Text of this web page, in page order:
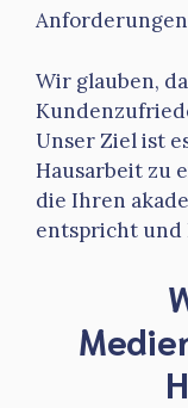
Wir glauben,
Unser Ziel ist
Hausarbeit zu
die Ihren
entspricht und